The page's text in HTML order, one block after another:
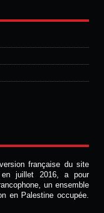
française du site
en juillet 2016, a pour
un ensemble
en Palestine occupée.